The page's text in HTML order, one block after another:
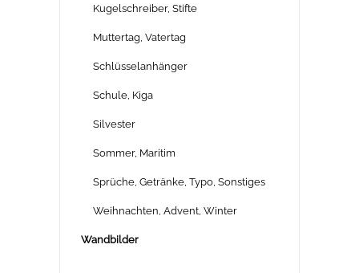
Kugelschreiber, Stifte
Muttertag, Vatertag
Schlüsselanhänger
Schule, Kiga
Silvester
Sommer, Maritim
Sprüche, Getränke, Typo, Sonstiges
Weihnachten, Advent, Winter
Wandbilder